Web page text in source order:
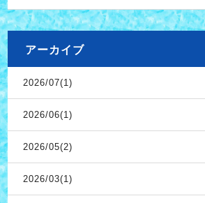
アーカイブ
2026/07(1)
2026/06(1)
2026/05(2)
2026/03(1)